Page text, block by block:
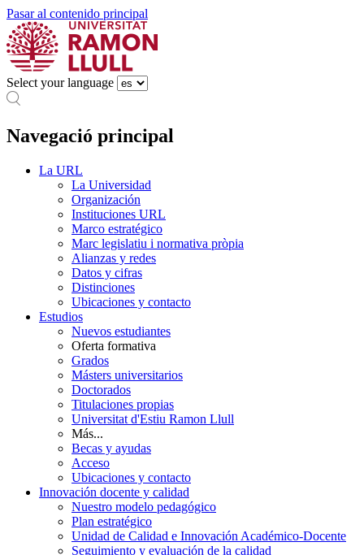
Pasar al contenido principal
Select your language
Navegació principal
La URL
La Universidad
Organización
Instituciones URL
Marco estratégico
Marc legislatiu i normativa pròpia
Alianzas y redes
Datos y cifras
Distinciones
Ubicaciones y contacto
Estudios
Nuevos estudiantes
Oferta formativa
Grados
Másters universitarios
Doctorados
Titulaciones propias
Universitat d'Estiu Ramon Llull
Más...
Becas y ayudas
Acceso
Ubicaciones y contacto
Innovación docente y calidad
Nuestro modelo pedagógico
Plan estratégico
Unidad de Calidad e Innovación Académico-Docente
Seguimiento y evaluación de la calidad